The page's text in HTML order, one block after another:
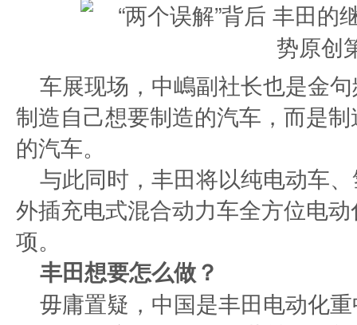
车展现场，中嶋副社长也是金
制造自己想要制造的汽车，而是
的汽车。
与此同时，丰田将以纯电动车
外插充电式混合动力车全方位电
项。
丰田想要怎么做？
毋庸置疑，中国是丰田电动化